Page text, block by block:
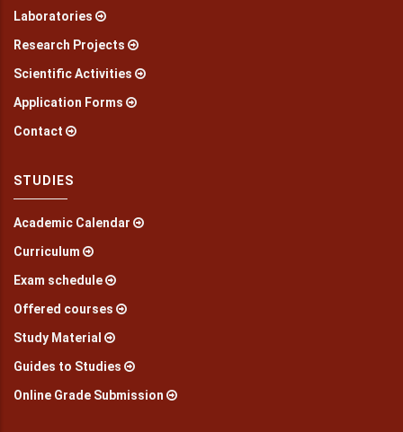
Laboratories
Research Projects
Scientific Activities
Application Forms
Contact
STUDIES
Academic Calendar
Curriculum
Exam schedule
Offered courses
Study Material
Guides to Studies
Online Grade Submission